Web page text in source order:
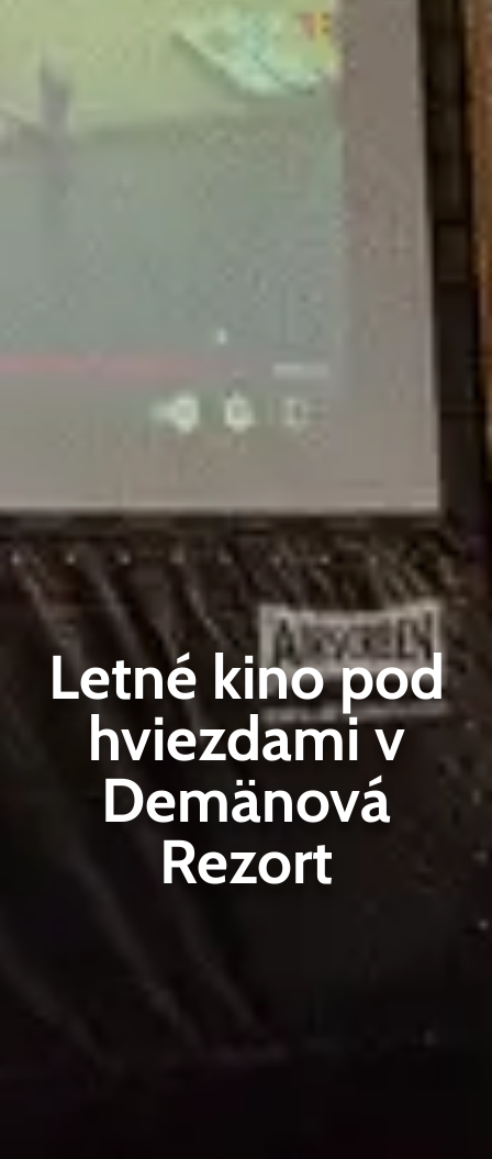
Letné kino pod
hviezdami v
Demänová
Rezort